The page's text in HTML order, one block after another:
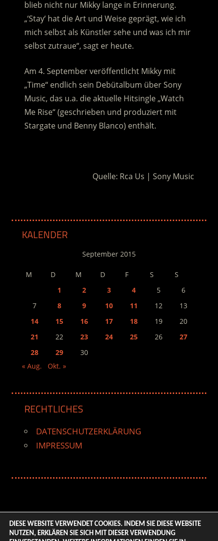
blieb nicht nur Mikky lange in Erinnerung.
„‘Stay‘ hat die Art und Weise geprägt, wie ich
mich selbst als Künstler sehe und was ich mir
selbst zutraue“, sagt er heute.
Am 4. September veröffentlicht Mikky mit
„Time“ endlich sein Debütalbum über Sony
Music, das u.a. die aktuelle Hitsingle „Watch
Me Rise“ (geschrieben und produziert mit
Stargate und Benny Blanco) enthält.
Quelle: Rca Us | Sony Music
KALENDER
September 2015
M D M D F S
S
1
2 3 4 5
6
7
8 9 10 11 12
13
14
15 16 17 18 19
20
21
22 23 24 25 26
27
28
29
30
« Aug.
Okt. »
RECHTLICHES
DATENSCHUTZERKLÄRUNG
IMPRESSUM
© 2026 ENTERTAINMENT BASE – Life & Style Magazine.
DIESE WEBSITE VERWENDET COOKIES. INDEM SIE DIESE WEBSITE
NUTZEN, ERKLÄREN SIE SICH MIT DIESER VERWENDUNG